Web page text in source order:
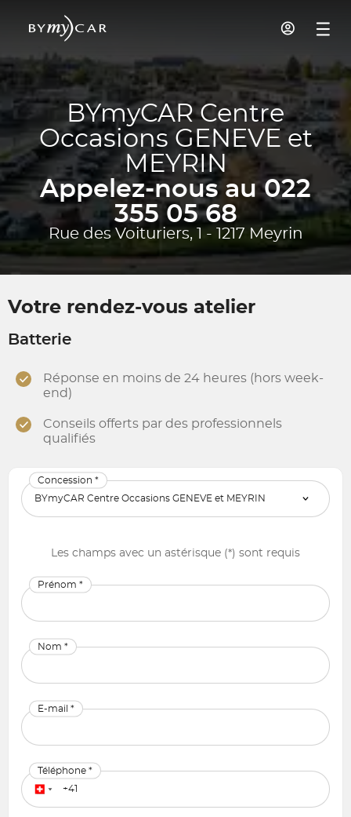
BYmyCAR Centre
Occasions GENEVE et
MEYRIN
Appelez-nous au 022
355 05 68
Rue des Voituriers, 1 - 1217 Meyrin
Votre rendez-vous atelier
Batterie
Réponse en moins de 24 heures (hors week-
end)
Conseils offerts par des professionnels
qualifiés
Concession *
Les champs avec un astérisque (*) sont requis
Prénom *
Nom *
E-mail *
Téléphone *